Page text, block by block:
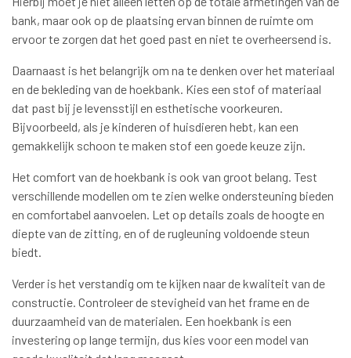
bank, maar ook op de plaatsing ervan binnen de ruimte om
ervoor te zorgen dat het goed past en niet te overheersend is.
Daarnaast is het belangrijk om na te denken over het materiaal
en de bekleding van de hoekbank. Kies een stof of materiaal
dat past bij je levensstijl en esthetische voorkeuren.
Bijvoorbeeld, als je kinderen of huisdieren hebt, kan een
gemakkelijk schoon te maken stof een goede keuze zijn.
Het comfort van de hoekbank is ook van groot belang. Test
verschillende modellen om te zien welke ondersteuning bieden
en comfortabel aanvoelen. Let op details zoals de hoogte en
diepte van de zitting, en of de rugleuning voldoende steun
biedt.
Verder is het verstandig om te kijken naar de kwaliteit van de
constructie. Controleer de stevigheid van het frame en de
duurzaamheid van de materialen. Een hoekbank is een
investering op lange termijn, dus kies voor een model van